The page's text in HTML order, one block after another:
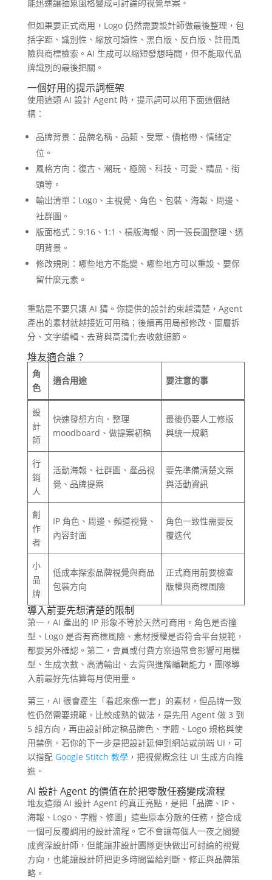
能迅速讓抽象風格變成可討論的視覺草案。
但如果要正式商用，Logo 仍然需要設計師做最後整理，包
括字距、識別性、縮放可讀性、黑白版、反白版、註冊風
險與商標檢索。AI 生成可以縮短發想時間，但不能取代品
牌識別的最後把關。
一個好用的提示詞框架
使用這類 AI 設計 Agent 時，提示詞可以用下面這個結
構：
品牌背景：品牌名稱、品類、受眾、價格帶、情緒定
位。
風格方向：復古、潮玩、極簡、科技、可愛、精品、街
頭等。
輸出清單：Logo、主視覺、角色、包裝、海報、周邊、
社群圖。
版面格式：9:16、1:1、橫版海報、同一張長圖整理、透
明背景。
修改規則：哪些地方不能變、哪些地方可以重設、要保
留什麼元素。
重點是不要只讓 AI 猜。你提供的設計約束越清楚，Agent
產出的素材就越接近可用稿；後續再用局部修改、圖層拆
分、文字編輯、去背與高清化去收斂細節。
堆友適合誰？
角
色
適合用途 要注意的事
設
計
師
快速發想方向、整理
moodboard、做提案初稿
最後仍要人工修版
與統一規範
行
銷
人
活動海報、社群圖、產品視
覺、品牌提案
要先準備清楚文案
與活動資訊
創
作
者
IP 角色、周邊、頻道視覺、
內容封面
角色一致性需要反
覆迭代
小
品
牌
低成本探索品牌視覺與商品
包裝方向
正式商用前要檢查
版權與商標風險
導入前要先想清楚的限制
第一，AI 產出的 IP 形象不等於天然可商用。角色是否撞
型、Logo 是否有商標風險、素材授權是否符合平台規範，
都要另外確認。第二，會員或付費方案通常會影響可用模
型、生成次數、高清輸出、去背與進階編輯能力，團隊導
入前最好先估算每月使用量。
第三，AI 很會產生「看起來像一套」的素材，但品牌一致
性仍然需要規範。比較成熟的做法，是先用 Agent 做 3 到
5 組方向，再由設計師定稿品牌色、字體、Logo 規格與使
用禁例。若你的下一步是把設計延伸到網站或前端 UI，可
以搭配 Google Stitch 教學，把視覺概念往 UI 生成方向推
進。
AI 設計 Agent 的價值在於把零散任務變成流程
堆友這類 AI 設計 Agent 的真正亮點，是把「品牌、IP、
海報、Logo、字體、修圖」這些原本分散的任務，整合成
一個可反覆調用的設計流程。它不會讓每個人一夜之間變
成資深設計師，但能讓非設計團隊更快做出可討論的視覺
方向，也能讓設計師把更多時間留給判斷、修正與品牌策
略。